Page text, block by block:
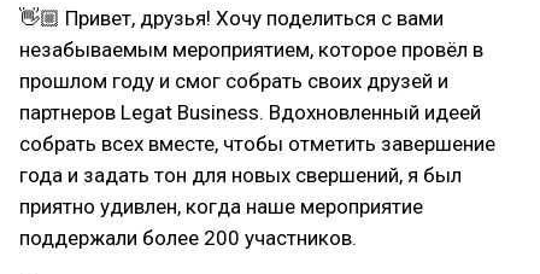
👋🏼 Привет, друзья! Хочу поделиться с вами
незабываемым мероприятием, которое провёл в
прошлом году и смог собрать своих друзей и
партнеров Legat Business. Вдохновленный идеей
собрать всех вместе, чтобы отметить завершение
года и задать тон для новых свершений, я был
приятно удивлен, когда наше мероприятие
поддержали более 200 участников.